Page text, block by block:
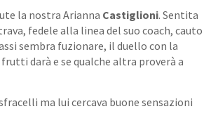
la nostra Arianna Castiglioni. Sentita
fedele alla linea del suo coach, cauto
sembra fuzionare, il duello con la
darà e se qualche altra proverà a
ma lui cercava buone sensazioni